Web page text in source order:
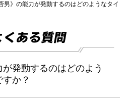
否男》の能力が発動するのはどのようなタイ
くある質問
が発動するのはどのよう
か？